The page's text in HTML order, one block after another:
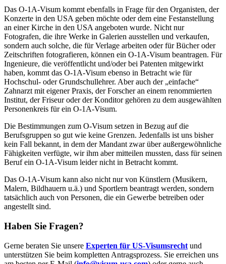
Das O-1A-Visum kommt ebenfalls in Frage für den Organisten, der
Konzerte in den USA geben möchte oder dem eine Festanstellung
an einer Kirche in den USA angeboten wurde. Nicht nur
Fotografen, die ihre Werke in Galerien ausstellen und verkaufen,
sondern auch solche, die für Verlage arbeiten oder für Bücher oder
Zeitschriften fotografieren, können ein O-1A-Visum beantragen. Für
Ingenieure, die veröffentlicht und/oder bei Patenten mitgewirkt
haben, kommt das O-1A-Visum ebenso in Betracht wie für
Hochschul- oder Grundschullehrer. Aber auch der „einfache“
Zahnarzt mit eigener Praxis, der Forscher an einem renommierten
Institut, der Friseur oder der Konditor gehören zu dem ausgewählten
Personenkreis für ein O-1A-Visum.
Die Bestimmungen zum O-Visum setzen in Bezug auf die
Berufsgruppen so gut wie keine Grenzen. Jedenfalls ist uns bisher
kein Fall bekannt, in dem der Mandant zwar über außergewöhnliche
Fähigkeiten verfügte, wir ihm aber mitteilen mussten, dass für seinen
Beruf ein O-1A-Visum leider nicht in Betracht kommt.
Das O-1A-Visum kann also nicht nur von Künstlern (Musikern,
Malern, Bildhauern u.ä.) und Sportlern beantragt werden, sondern
tatsächlich auch von Personen, die ein Gewerbe betreiben oder
angestellt sind.
Haben Sie Fragen?
Gerne beraten Sie unsere Experten für US-Visumsrecht und
unterstützen Sie beim kompletten Antragsprozess. Sie erreichen uns